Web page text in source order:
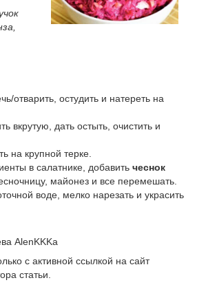
отварить, остудить и натереть на
вкрутую, дать остыть, очистить и
на крупной терке.
в салатнике, добавить чеснок
майонез и все перемешать.
воде, мелко нарезать и украсить
AlenKKKa
с активной ссылкой на сайт
статьи.